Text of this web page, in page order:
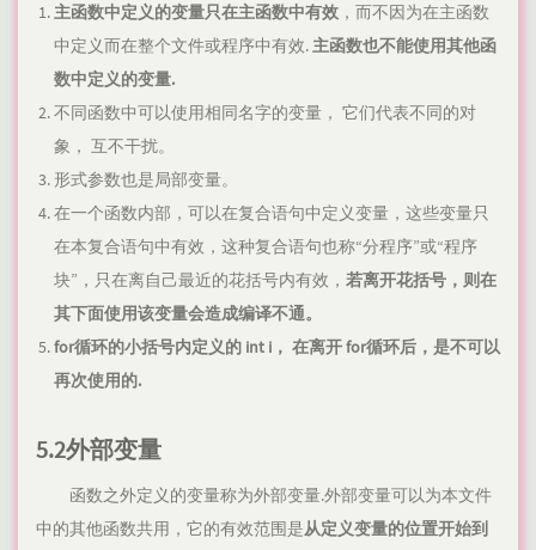
主函数中定义的变量只在主函数中有效 ，而不因为在主函数
中定义而在整个文件或程序中有效.主函数也不能使用其他函
数中定义的变量.
不同函数中可以使用相同名字的变量， 它们代表不同的对
象， 互不干扰。
形式参数也是局部变量。
在一个函数内部，可以在复合语句中定义变量，这些变量只
在本复合语句中有效，这种复合语句也称“分程序”或“程序
块”，只在离自己最近的花括号内有效， 若离开花括号，则在
其下面使用该变量会造成编译不通。
for循环的小括号内定义的 int i， 在离开 for循环后，是不可以
再次使用的.
5.2外部变量
函数之外定义的变量称为外部变量.外部变量可以为本文件
中的其他函数共用，它的有效范围是从定义变量的位置开始到